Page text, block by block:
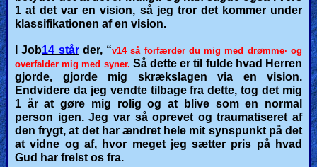
PDF
Books
Random
Video
Ask
AI
1 at det var en vision, så jeg tror det kommer under
klassifikationen af en vision.
I Job14 stårder, “v14så forfærder du mig med drømme· og
overfalder mig med syner. Så dette er til fulde hvad Herren
gjorde, gjorde mig skrækslagen via en vision.
Endvidere da jeg vendte tilbage fra dette, tog det mig
1 år at gøre mig rolig og at blive som en normal
person igen. Jeg var så oprevet og traumatiseret af
den frygt, at det har ændret hele mit synspunkt på det
at vidne og af, hvor meget jeg sætter pris på hvad
Gud har frelst os fra.